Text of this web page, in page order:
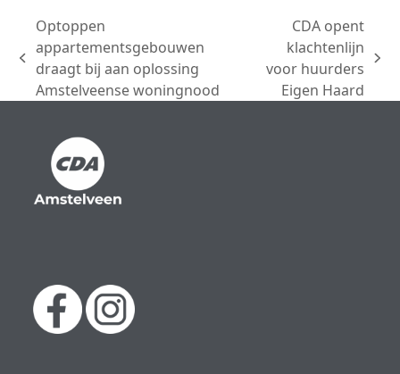
previous
post:
Optoppen
appartementsgebouwen
draagt bij aan oplossing
Amstelveense woningnood
next
post:
CDA opent
klachtenlijn
voor huurders
Eigen Haard